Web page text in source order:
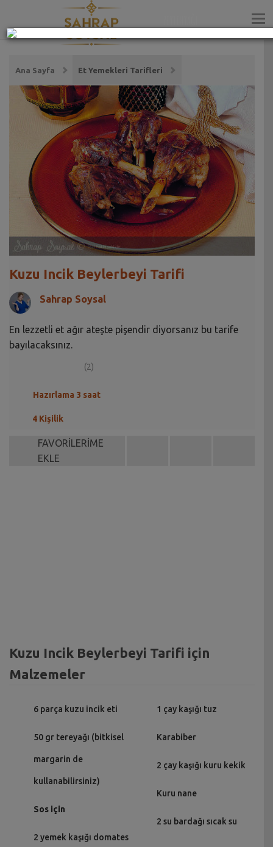
Ana Sayfa Et Yemekleri Tarifleri
Kuzu Incik Beylerbeyi Tarifi
Sahrap Soysal
En lezzetli et ağır ateşte pişendir diyorsanız bu tarife
bayılacaksınız.
(2)
Hazırlama 3 saat
4 Kişilik
FAVORİLERİME
EKLE
Kuzu Incik Beylerbeyi Tarifi için
Malzemeler
6 parça kuzu incik eti
50 gr tereyağı (bitkisel
margarin de
kullanabilirsiniz)
Sos için
2 yemek kaşığı domates
1 çay kaşığı tuz
Karabiber
2 çay kaşığı kuru kekik
Kuru nane
2 su bardağı sıcak su